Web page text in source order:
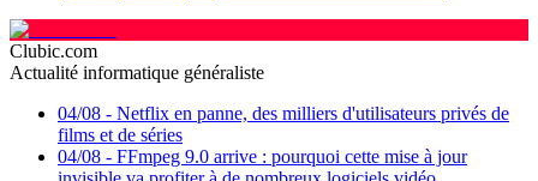
Clubic.com
Actualité informatique généraliste
04/08 - Netflix en panne, des milliers d'utilisateurs privés de
films et de séries
04/08 - FFmpeg 9.0 arrive : pourquoi cette mise à jour